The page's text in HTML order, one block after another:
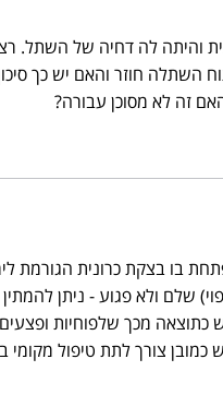
והיתה לה דחיה של השתל.
חוזר והאם יש כך
זה לא מסוכן עבורה?
בו בצקת כרונית הגורמת
שלם ולא פגוע - ניתן
כתוצאה מכך שלפוחיות
צורך לתת טיפול